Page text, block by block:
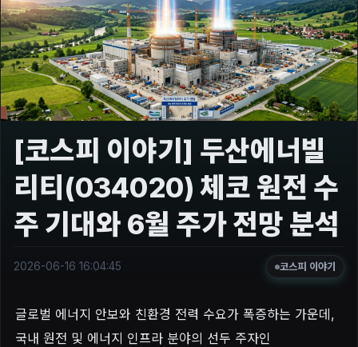
[코스피 이야기] 두산에너빌
리티(034020) 체코 원전 수
주 기대와 6월 주가 전망 분석
2026-06-16 16:04:45 코스피 이야기
글로벌 에너지 안보와 친환경 전력 수요가 폭증하는 가운데,
국내 원전 및 에너지 인프라 분야의 선두 주자인